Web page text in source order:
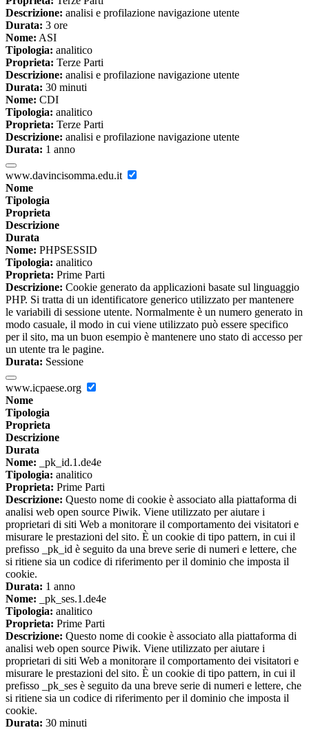
Descrizione: analisi e profilazione navigazione utente
Durata: 3 ore
Nome: ASI
Tipologia: analitico
Proprieta: Terze Parti
Descrizione: analisi e profilazione navigazione utente
Durata: 30 minuti
Nome: CDI
Tipologia: analitico
Proprieta: Terze Parti
Descrizione: analisi e profilazione navigazione utente
Durata: 1 anno
www.davincisomma.edu.it
Nome
Tipologia
Proprieta
Descrizione
Durata
Nome: PHPSESSID
Tipologia: analitico
Proprieta: Prime Parti
Descrizione: Cookie generato da applicazioni basate sul linguaggio
PHP. Si tratta di un identificatore generico utilizzato per mantenere
le variabili di sessione utente. Normalmente è un numero generato in
modo casuale, il modo in cui viene utilizzato può essere specifico
per il sito, ma un buon esempio è mantenere uno stato di accesso per
un utente tra le pagine.
Durata: Sessione
www.icpaese.org
Nome
Tipologia
Proprieta
Descrizione
Durata
Nome: _pk_id.1.de4e
Tipologia: analitico
Proprieta: Prime Parti
Descrizione: Questo nome di cookie è associato alla piattaforma di
analisi web open source Piwik. Viene utilizzato per aiutare i
proprietari di siti Web a monitorare il comportamento dei visitatori e
misurare le prestazioni del sito. È un cookie di tipo pattern, in cui il
prefisso _pk_id è seguito da una breve serie di numeri e lettere, che
si ritiene sia un codice di riferimento per il dominio che imposta il
cookie.
Durata: 1 anno
Nome: _pk_ses.1.de4e
Tipologia: analitico
Proprieta: Prime Parti
Descrizione: Questo nome di cookie è associato alla piattaforma di
analisi web open source Piwik. Viene utilizzato per aiutare i
proprietari di siti Web a monitorare il comportamento dei visitatori e
misurare le prestazioni del sito. È un cookie di tipo pattern, in cui il
prefisso _pk_ses è seguito da una breve serie di numeri e lettere, che
si ritiene sia un codice di riferimento per il dominio che imposta il
cookie.
Durata: 30 minuti